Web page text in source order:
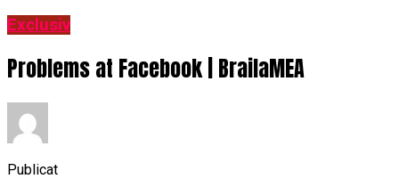
Exclusiv
Problems at Facebook | BrailaMEA
Publicat